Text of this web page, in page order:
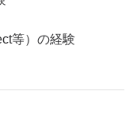
等）の経験